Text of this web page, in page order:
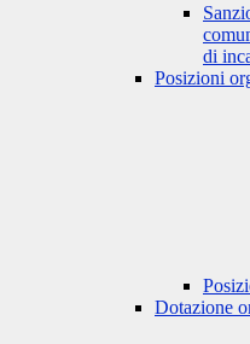
di
Posizioni
Dotazione